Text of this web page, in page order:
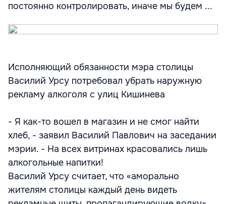
постоянно контролировать, иначе мы будем ...
Исполняющий обязанности мэра столицы
Василий Урсу потребовал убрать наружную
рекламу алкоголя с улиц Кишинева
- Я как-то вошел в магазин и не смог найти
хлеб, - заявил Василий Павлович на заседании
мэрии. - На всех витринах красовались лишь
алкогольные напитки!
Василий Урсу считает, что «аморально
жителям столицы каждый день видеть